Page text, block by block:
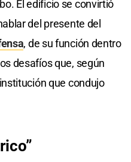
El edificio se convirtió
del presente del
, de su función dentro
desafíos que, según
que condujo